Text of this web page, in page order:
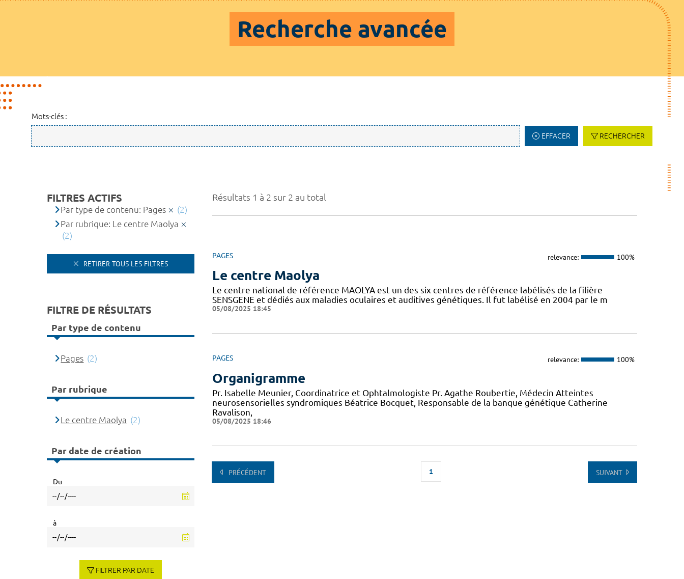
Recherche avancée
Mots-clés :
EFFACER RECHERCHER
Résultats 1 à 2 sur 2 au total
PAGES relevance: 100%
Le centre Maolya
Le centre national de référence MAOLYA est un des six centres de référence labélisés de la filière
SENSGENE et dédiés aux maladies oculaires et auditives génétiques. Il fut labélisé en 2004 par le m
05/08/2025 18:45
PAGES relevance: 100%
Organigramme
Pr. Isabelle Meunier, Coordinatrice et Ophtalmologiste Pr. Agathe Roubertie, Médecin Atteintes
neurosensorielles syndromiques Béatrice Bocquet, Responsable de la banque génétique Catherine
Ravalison,
05/08/2025 18:46
PRÉCÉDENT 1 SUIVANT
FILTRES ACTIFS
Par type de contenu: Pages
(2)
Par rubrique: Le centre Maolya
(2)
RETIRER TOUS LES FILTRES
FILTRE DE RÉSULTATS
Par type de contenu
Pages (2)
Par rubrique
Le centre Maolya (2)
Par date de création
Du
à
FILTRER PAR DATE